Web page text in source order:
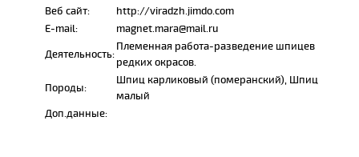
Веб сайт:
http://viradzh.jimdo.com
E-mail:
magnet.mara@mail.ru
Деятельность:
Племенная работа-разведение шпицев
редких окрасов.
Породы:
Шпиц карликовый (померанский), Шпиц
малый
Доп.данные: